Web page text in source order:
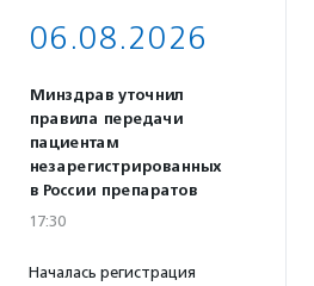
06.08.2026
Минздрав уточнил
правила передачи
пациентам
незарегистрированных
в России препаратов
17:30
Началась регистрация